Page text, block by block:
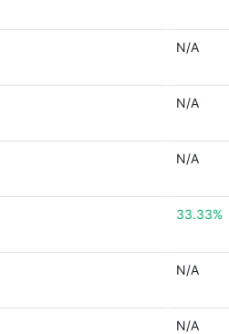
N/A
N/A
N/A
33.33%
N/A
N/A